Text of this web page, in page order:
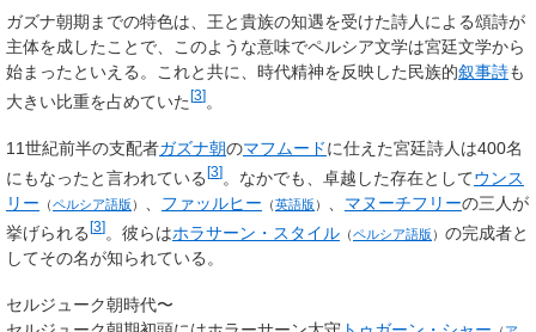
ガズナ朝期までの特色は、王と貴族の知遇を受けた詩人による頌詩が
主体を成したことで、このような意味でペルシア文学は宮廷文学から
始まったといえる。これと共に、時代精神を反映した民族的叙事詩も
大きい比重を占めていた[3]。
11世紀前半の支配者ガズナ朝のマフムードに仕えた宮廷詩人は400名
にもなったと言われている [3] 。なかでも、卓越した存在としてウンス
リー （ペルシア語版 ） ファッルヒー （英語版 ） マヌーチフリーの三人が
挙げられる[3]。彼らはホラサーン・スタイル （ペルシア語版 ） の完成者と
してその名が知られている。
セルジューク朝時代〜